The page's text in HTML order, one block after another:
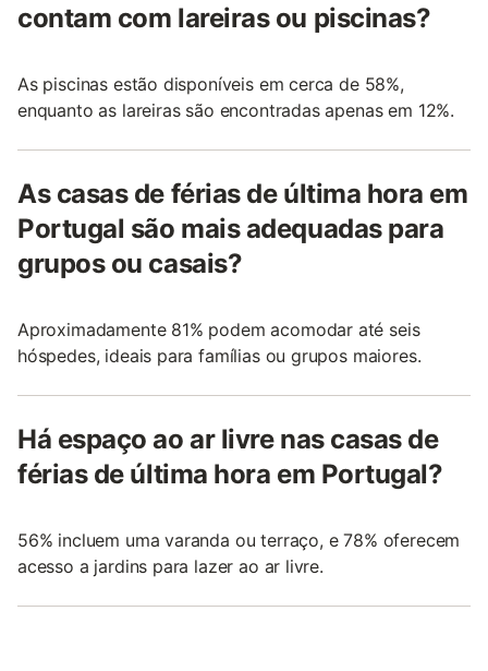
contam com lareiras ou piscinas?
As piscinas estão disponíveis em cerca de 58%,
enquanto as lareiras são encontradas apenas em 12%.
As casas de férias de última hora em
Portugal são mais adequadas para
grupos ou casais?
Aproximadamente 81% podem acomodar até seis
hóspedes, ideais para famílias ou grupos maiores.
Há espaço ao ar livre nas casas de
férias de última hora em Portugal?
56% incluem uma varanda ou terraço, e 78% oferecem
acesso a jardins para lazer ao ar livre.